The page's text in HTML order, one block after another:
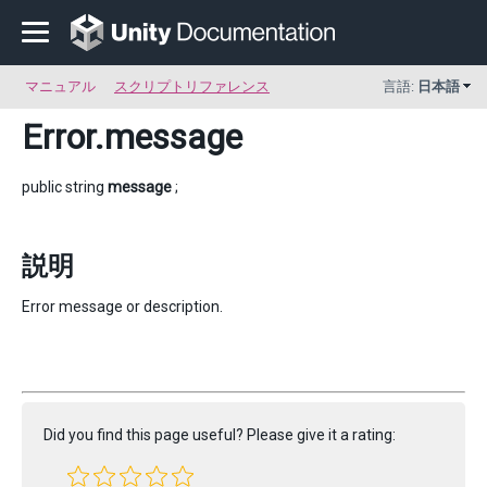
マニュアル スクリプトリファレンス 言語: 日本語
Error.message
public string message;
説明
Error message or description.
Did you find this page useful? Please give it a rating: